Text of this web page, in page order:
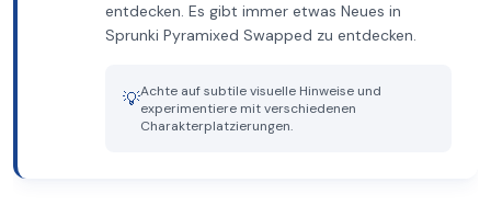
entdecken. Es gibt immer etwas Neues in
Sprunki Pyramixed Swapped zu entdecken.
💡Achte auf subtile visuelle Hinweise und
experimentiere mit verschiedenen
Charakterplatzierungen.